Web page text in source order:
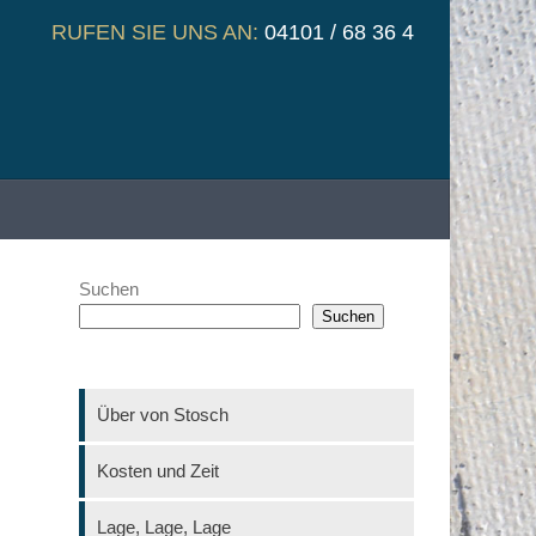
RUFEN SIE UNS AN: 04101 / 68 36 4
Suchen
Suchen
Über von Stosch
Kosten und Zeit
Lage, Lage, Lage